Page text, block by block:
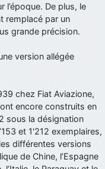
De plus, le
remplacé par un
grande précision.
version allégée
chez Fiat Aviazione,
encore construits en
sous la désignation
et 1'212 exemplaires,
différentes versions
de Chine, l’Espagne